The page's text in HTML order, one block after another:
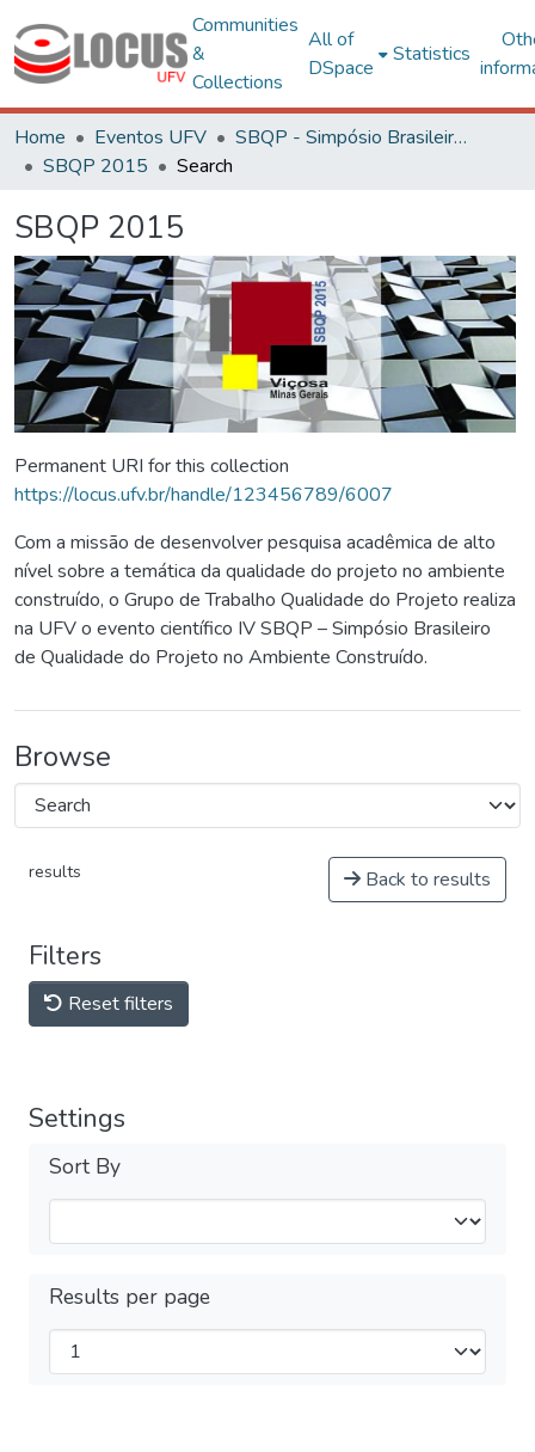
Communities
&
Collections
All of
DSpace
Statistics
Home Eventos UFV
SBQP - Simpósio Brasileiro de Qualidade do Projeto no Ambiente Construído
SBQP 2015
Search
SBQP 2015
Permanent URI for this collection
https://locus.ufv.br/handle/123456789/6007
Com a missão de desenvolver pesquisa acadêmica de alto
nível sobre a temática da qualidade do projeto no ambiente
construído, o Grupo de Trabalho Qualidade do Projeto realiza
na UFV o evento científico IV SBQP – Simpósio Brasileiro
de Qualidade do Projeto no Ambiente Construído.
Browse
results Back to results
Filters
Reset filters
Settings
Sort By
Results per page